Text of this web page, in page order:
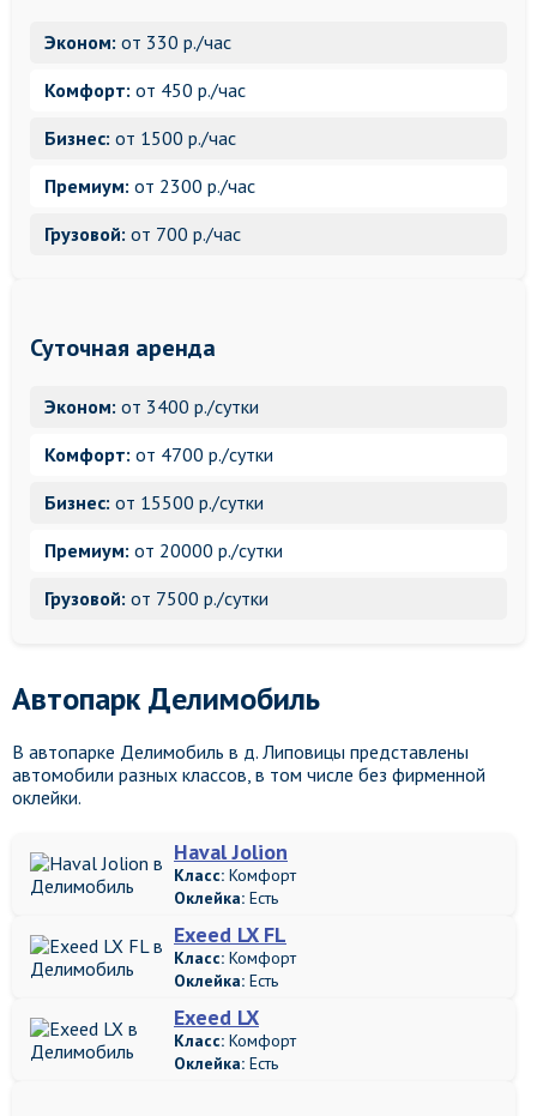
Эконом: от 330 р./час
Комфорт: от 450 р./час
Бизнес: от 1500 р./час
Премиум: от 2300 р./час
Грузовой: от 700 р./час
Суточная аренда
Эконом: от 3400 р./сутки
Комфорт: от 4700 р./сутки
Бизнес: от 15500 р./сутки
Премиум: от 20000 р./сутки
Грузовой: от 7500 р./сутки
Автопарк Делимобиль
В автопарке Делимобиль в д. Липовицы представлены
автомобили разных классов, в том числе без фирменной
оклейки.
Haval Jolion
Класс: Комфорт
Оклейка: Есть
Exeed LX FL
Класс: Комфорт
Оклейка: Есть
Exeed LX
Класс: Комфорт
Оклейка: Есть